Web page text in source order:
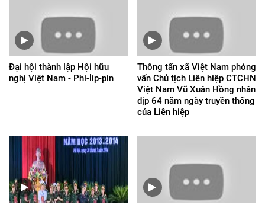
Đại hội thành lập Hội hữu
nghị Việt Nam - Phi-lip-pin
Thông tấn xã Việt Nam phỏng
vấn Chủ tịch Liên hiệp CTCHN
Việt Nam Vũ Xuân Hồng nhân
dịp 64 năm ngày truyền thống
của Liên hiệp